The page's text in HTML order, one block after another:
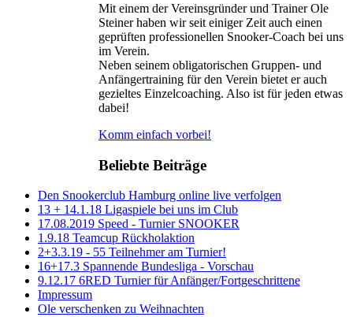
Mit einem der Vereinsgründer und Trainer Ole
Steiner haben wir seit einiger Zeit auch einen
geprüften professionellen Snooker-Coach bei uns
im Verein.
Neben seinem obligatorischen Gruppen- und
Anfängertraining für den Verein bietet er auch
gezieltes Einzelcoaching. Also ist für jeden etwas
dabei!
Komm einfach vorbei!
Beliebte Beiträge
Den Snookerclub Hamburg online live verfolgen
13 + 14.1.18 Ligaspiele bei uns im Club
17.08.2019 Speed - Turnier SNOOKER
1.9.18 Teamcup Rückholaktion
2+3.3.19 - 55 Teilnehmer am Turnier!
16+17.3 Spannende Bundesliga - Vorschau
9.12.17 6RED Turnier für Anfänger/Fortgeschrittene
Impressum
Ole verschenken zu Weihnachten